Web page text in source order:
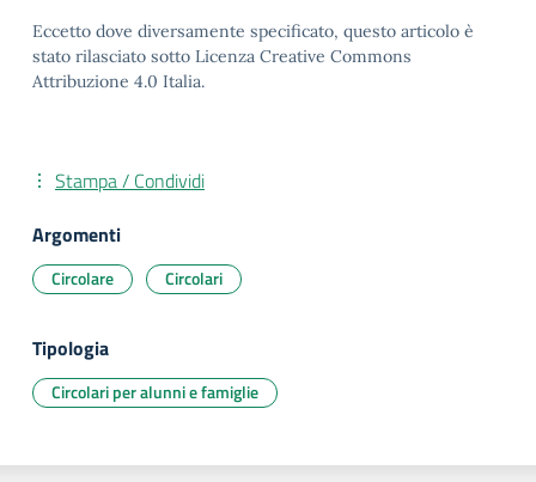
Eccetto dove diversamente specificato, questo articolo è
stato rilasciato sotto Licenza Creative Commons
Attribuzione 4.0 Italia.
Stampa / Condividi
Argomenti
Circolare Circolari
Tipologia
Circolari per alunni e famiglie